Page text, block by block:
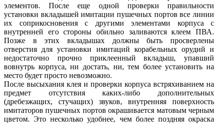
элементов. После еще одной проверки правильности
установки вкладышей имитации пушечных портов все линии
их соприкосновения с другими элементами корпуса с
внутренней его стороны обильно заливаются клеем ПВА.
Позже в этих вкладышах должны быть просверлены
отверстия для установки имитаций корабельных орудий и
недостаточно прочно приклеенный вкладыш, упавший
вовнутрь корпуса, ни достать, ни, тем более установить на
место будет просто невозможно.
После высыхания клея и проверки корпуса встряхиванием на
предмет отсутствия каких-либо дополнительных
(дребезжащих, стучащих) звуков, внутренняя поверхность
имитаторов пушечных портов окрашивается матовым черным
цветом. Это несколько удобнее, чем более поздняя окраска